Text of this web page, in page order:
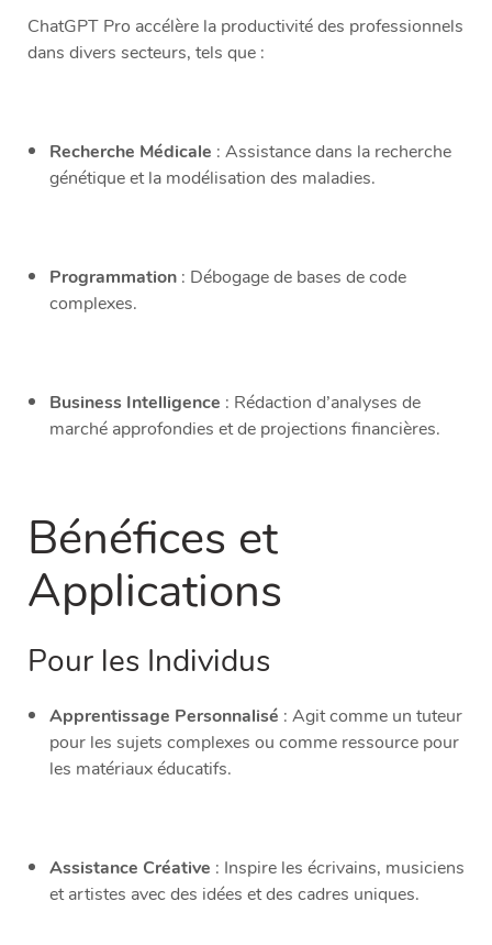
ChatGPT Pro accélère la productivité des professionnels
dans divers secteurs, tels que :
Recherche Médicale : Assistance dans la recherche
génétique et la modélisation des maladies.
Programmation : Débogage de bases de code
complexes.
Business Intelligence : Rédaction d’analyses de
marché approfondies et de projections financières.
Bénéfices et
Applications
Pour les Individus
Apprentissage Personnalisé : Agit comme un tuteur
pour les sujets complexes ou comme ressource pour
les matériaux éducatifs.
Assistance Créative : Inspire les écrivains, musiciens
et artistes avec des idées et des cadres uniques.